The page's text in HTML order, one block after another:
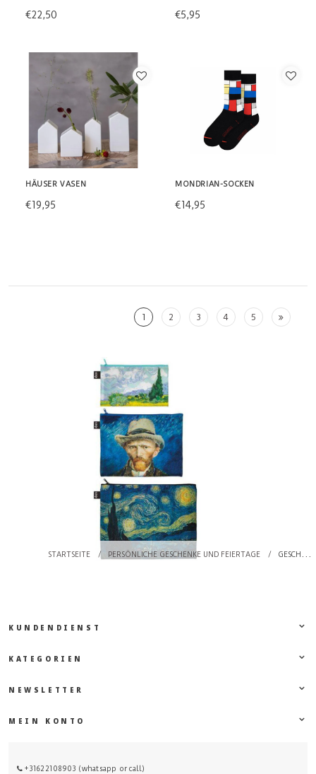
€22,50 €5,95
HÄUSER VASEN
€19,95
MONDRIAN-SOCKEN
€14,95
1 2 3 4 5
STARTSEITE / PERSÖNLICHE GESCHENKE UND FEIERTAGE / GESCHENK FÜR KOLLEGEN
KUNDENDIENST
KATEGORIEN
NEWSLETTER
MEIN KONTO
+31622108903 (whatsapp or call)